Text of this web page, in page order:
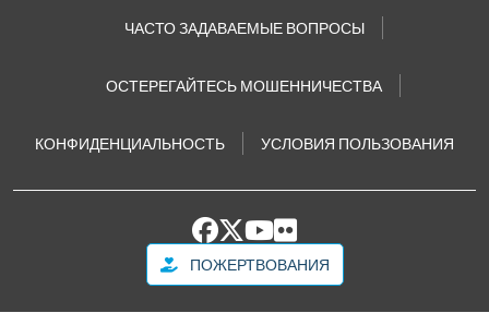
ЧАСТО ЗАДАВАЕМЫЕ ВОПРОСЫ
ОСТЕРЕГАЙТЕСЬ МОШЕННИЧЕСТВА
КОНФИДЕНЦИАЛЬНОСТЬ УСЛОВИЯ ПОЛЬЗОВАНИЯ
ПОЖЕРТВОВАНИЯ